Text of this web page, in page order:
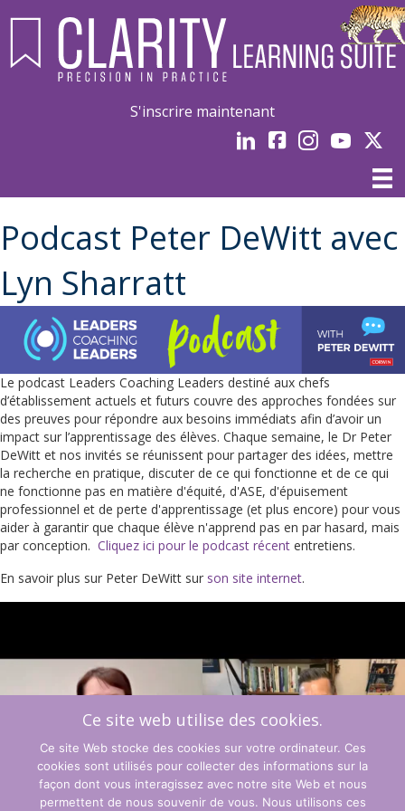
S'inscrire maintenant
LinkedInFacebookInstagramYoutube
Podcast Peter DeWitt avec
Lyn Sharratt
Le podcast Leaders Coaching Leaders destiné aux chefs
d’établissement actuels et futurs couvre des approches fondées sur
des preuves pour répondre aux besoins immédiats afin d’avoir un
impact sur l’apprentissage des élèves. Chaque semaine, le Dr Peter
DeWitt et nos invités se réunissent pour partager des idées, mettre
la recherche en pratique, discuter de ce qui fonctionne et de ce qui
ne fonctionne pas en matière d'équité, d'ASE, d'épuisement
professionnel et de perte d'apprentissage (et plus encore) pour vous
aider à garantir que chaque élève n'apprend pas en par hasard, mais
par conception. Cliquez ici pour le podcast récent entretiens.
En savoir plus sur Peter DeWitt sur son site internet.
Ce site web utilise des cookies.
Ce site Web stocke des cookies sur votre ordinateur. Ces
cookies sont utilisés pour collecter des informations sur la
façon dont vous interagissez avec notre site Web et nous
permettent de nous souvenir de vous. Nous utilisons ces